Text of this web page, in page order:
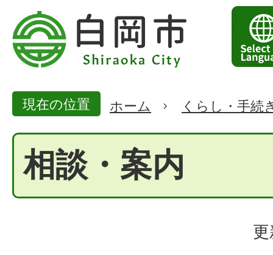
現在の位置 ホーム くらし・手続
相談・案内